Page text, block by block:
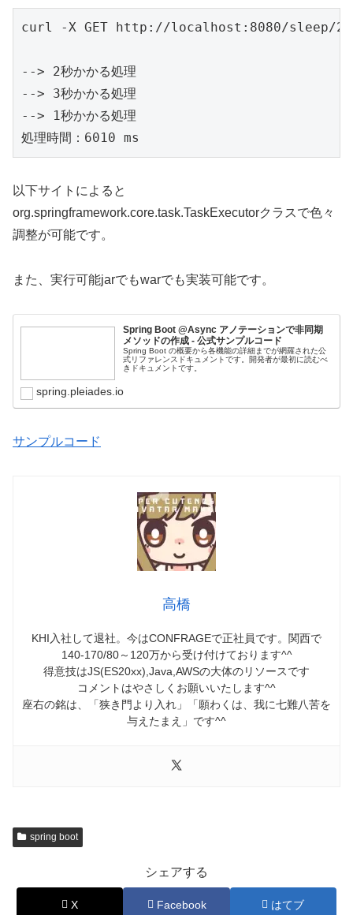
curl -X GET http://localhost:8080/sleep/
--> 2秒かかる処理
--> 3秒かかる処理
--> 1秒かかる処理
処理時間：6010 ms
以下サイトによると
org.springframework.core.task.TaskExecutorクラスで色々
調整が可能です。
また、実行可能jarでもwarでも実装可能です。
Spring Boot @Async アノテーションで非同期
メソッドの作成 - 公式サンプルコード
Spring Boot の概要から各機能の詳細までが網羅された公
式リファレンスドキュメントです。開発者が最初に読むべ
きドキュメントです。
spring.pleiades.io
サンプルコード
高橋
KHI入社して退社。今はCONFRAGEで正社員です。関西で
140-170/80～120万から受け付けております^^
得意技はJS(ES20xx),Java,AWSの大体のリソースです
コメントはやさしくお願いいたします^^
座右の銘は、「狭き門より入れ」「願わくは、我に七難八苦を
与えたまえ」です^^
spring boot
シェアする
X Facebook はてブ